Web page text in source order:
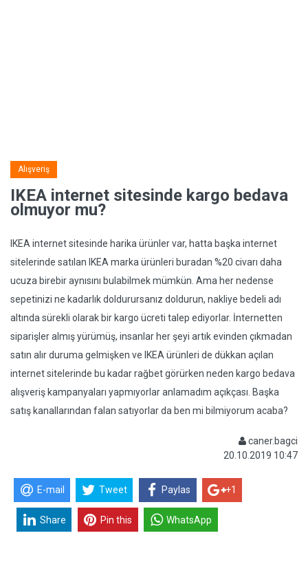
Alışveriş
IKEA internet sitesinde kargo bedava
olmuyor mu?
IKEA internet sitesinde harika ürünler var, hatta başka internet
sitelerinde satılan IKEA marka ürünleri buradan %20 civarı daha
ucuza birebir aynısını bulabilmek mümkün. Ama her nedense
sepetinizi ne kadarlık doldurursanız doldurun, nakliye bedeli adı
altında sürekli olarak bir kargo ücreti talep ediyorlar. İnternetten
siparişler almış yürümüş, insanlar her şeyi artık evinden çıkmadan
satın alır duruma gelmişken ve IKEA ürünleri de dükkan açılan
internet sitelerinde bu kadar rağbet görürken neden kargo bedava
alışveriş kampanyaları yapmıyorlar anlamadım açıkçası. Başka
satış kanallarından falan satıyorlar da ben mi bilmiyorum acaba?
caner.bagci
20.10.2019 10:47
E-mail Tweet Paylas +1
Share Pin this WhatsApp